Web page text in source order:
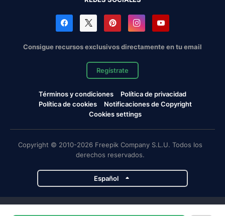
Consigue recursos exclusivos directamente en tu email
Regístrate
Términos y condiciones
Política de privacidad
Política de cookies
Notificaciones de Copyright
Cookies settings
Copyright © 2010-2026 Freepik Company S.L.U. Todos los
derechos reservados.
Español